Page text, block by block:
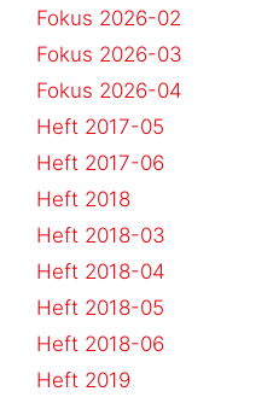
Fokus 2026-02
Fokus 2026-03
Fokus 2026-04
Heft 2017-05
Heft 2017-06
Heft 2018
Heft 2018-03
Heft 2018-04
Heft 2018-05
Heft 2018-06
Heft 2019